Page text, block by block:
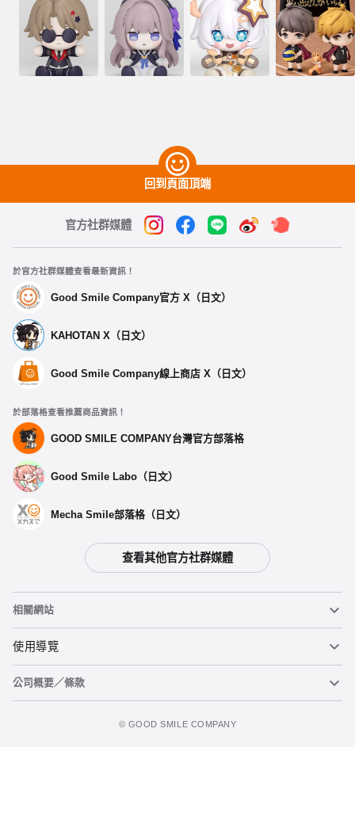
回到頁面頂端
官方社群媒體
於官方社群媒體查看最新資訊！
Good Smile Company官方 X（日文）
KAHOTAN X（日文）
Good Smile Company線上商店 X（日文）
於部落格查看推薦商品資訊！
GOOD SMILE COMPANY台灣官方部落格
Good Smile Labo（日文）
Mecha Smile部落格（日文）
查看其他官方社群媒體
相關網站
黏土人
黏土人臉部製造機（英文）
使用導覽
重要公告
公司概要／條款
©️ GOOD SMILE COMPANY